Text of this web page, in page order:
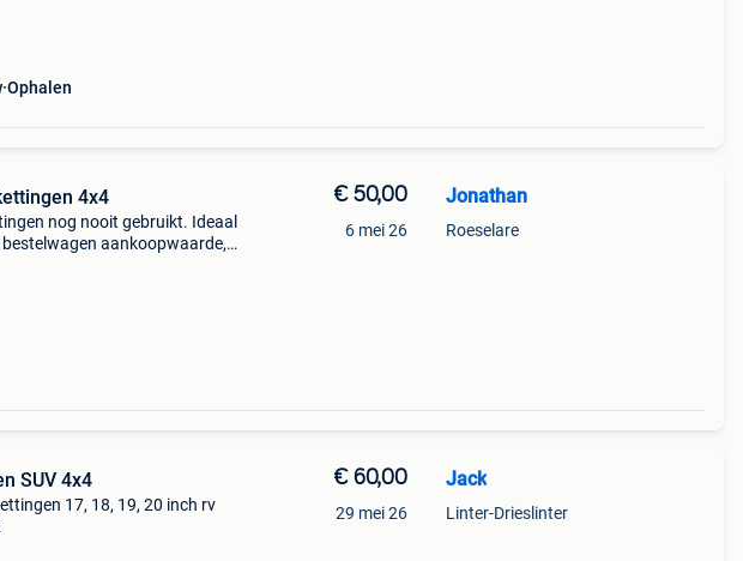
Ophalen
4x4
nog nooit gebruikt. Ideaal
aankoopwaarde,
€ 50,00
6 mei 26
Jonathan
Roeselare
SUV 4x4
17, 18, 19, 20 inch rv
€ 60,00
29 mei 26
Jack
Linter-Drieslinter